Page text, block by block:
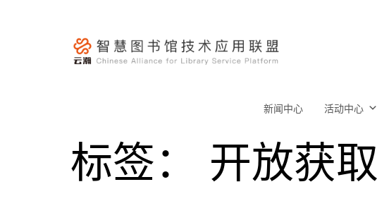
盟-
智
慧
新闻中心 活动中心
标签： 开放获取